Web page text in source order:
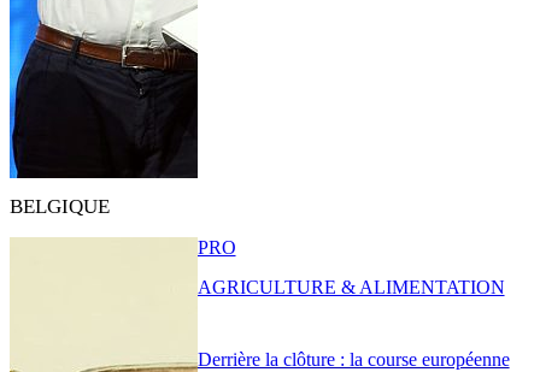
BELGIQUE
Derrière la clôture : la course européenne
PRO
AGRICULTURE & ALIMENTATION